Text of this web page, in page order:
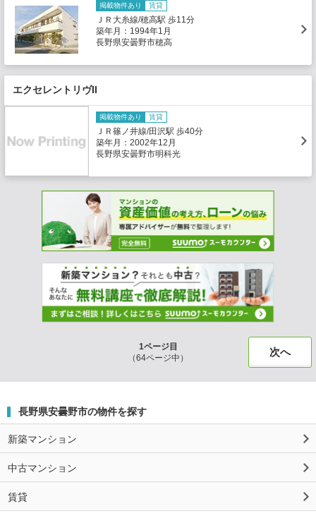
掲載物件あり 賃貸
ＪＲ大糸線/穂高駅 歩11分
築年月：1994年1月
長野県安曇野市穂高
エクセレントリヴII
掲載物件あり 賃貸
ＪＲ篠ノ井線/田沢駅 歩40分
築年月：2002年12月
長野県安曇野市明科光
1ページ目
（64ページ中）
次へ
長野県安曇野市の物件を探す
新築マンション
中古マンション
賃貸